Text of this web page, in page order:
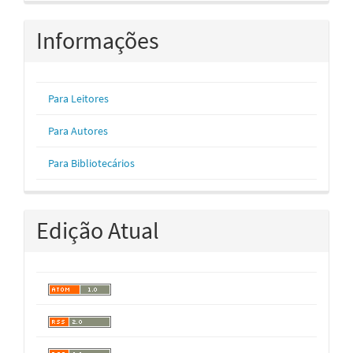
Informações
Para Leitores
Para Autores
Para Bibliotecários
Edição Atual